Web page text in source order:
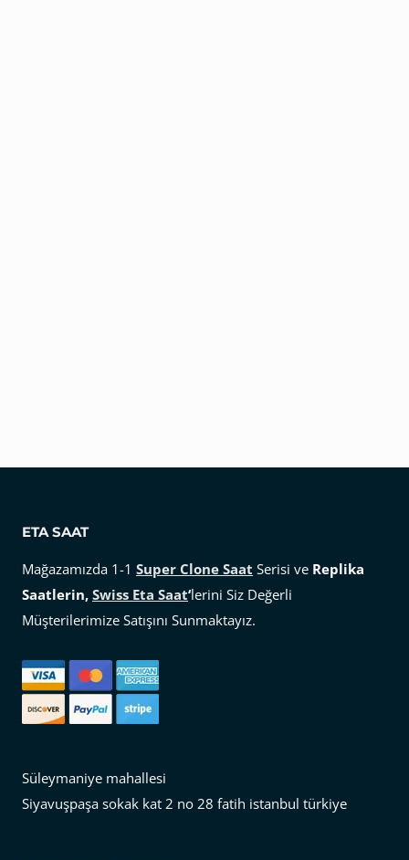
ETA SAAT
Mağazamızda 1-1 Super Clone Saat Serisi ve Replika
Saatlerin, Swiss Eta Saat‘lerini Siz Değerli
Müşterilerimize Satışını Sunmaktayız.
Süleymaniye mahallesi
Siyavuşpaşa sokak kat 2 no 28 fatih istanbul türkiye